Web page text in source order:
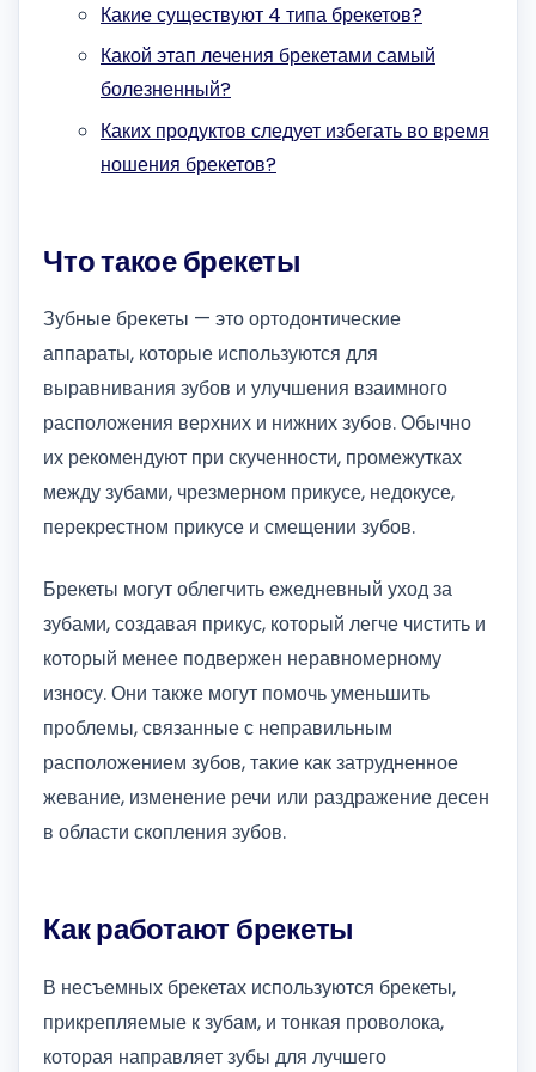
Какие существуют 4 типа брекетов?
Какой этап лечения брекетами самый
болезненный?
Каких продуктов следует избегать во время
ношения брекетов?
Что такое брекеты
Зубные брекеты — это ортодонтические
аппараты, которые используются для
выравнивания зубов и улучшения взаимного
расположения верхних и нижних зубов. Обычно
их рекомендуют при скученности, промежутках
между зубами, чрезмерном прикусе, недокусе,
перекрестном прикусе и смещении зубов.
Брекеты могут облегчить ежедневный уход за
зубами, создавая прикус, который легче чистить и
который менее подвержен неравномерному
износу. Они также могут помочь уменьшить
проблемы, связанные с неправильным
расположением зубов, такие как затрудненное
жевание, изменение речи или раздражение десен
в области скопления зубов.
Как работают брекеты
В несъемных брекетах используются брекеты,
прикрепляемые к зубам, и тонкая проволока,
которая направляет зубы для лучшего